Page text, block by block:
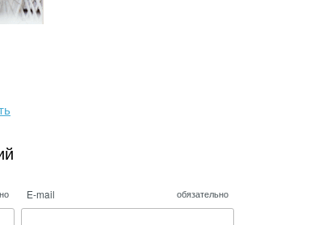
E-mail обязательно